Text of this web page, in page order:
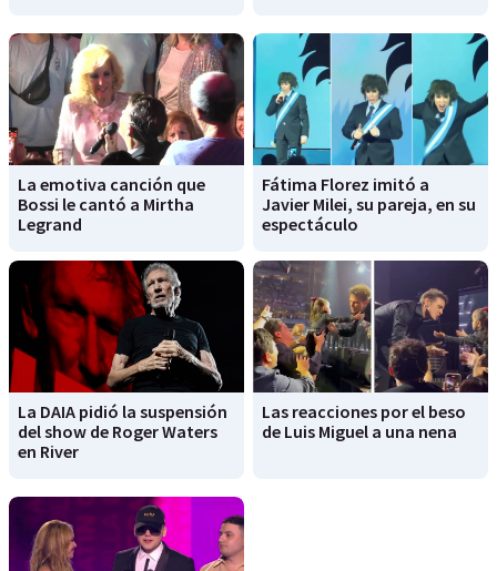
La emotiva canción que
Bossi le cantó a Mirtha
Legrand
Fátima Florez imitó a
Javier Milei, su pareja, en su
espectáculo
La DAIA pidió la suspensión
del show de Roger Waters
en River
Las reacciones por el beso
de Luis Miguel a una nena